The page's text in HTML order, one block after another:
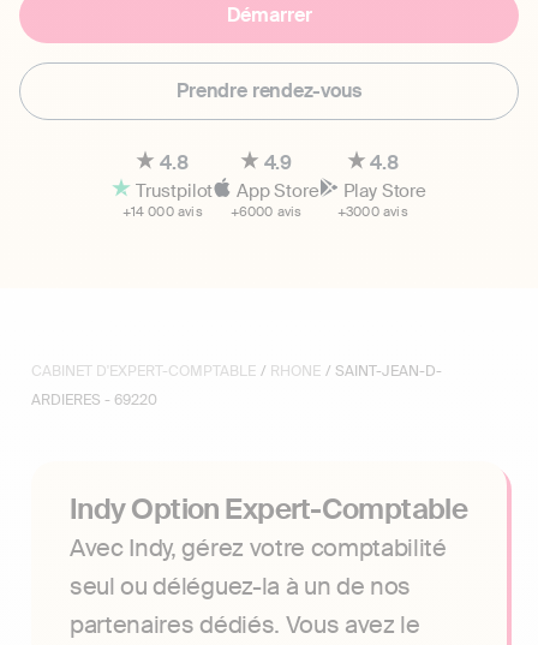
Démarrer
Prendre rendez-vous
4.8
Trustpilot
+14 000 avis
4.9
App Store
+6000 avis
4.8
Play Store
+3000 avis
CABINET D'EXPERT-COMPTABLE / RHONE / SAINT-JEAN-D-
ARDIERES - 69220
Indy Option Expert-Comptable
Avec Indy, gérez votre comptabilité
seul ou déléguez-la à un de nos
partenaires dédiés. Vous avez le